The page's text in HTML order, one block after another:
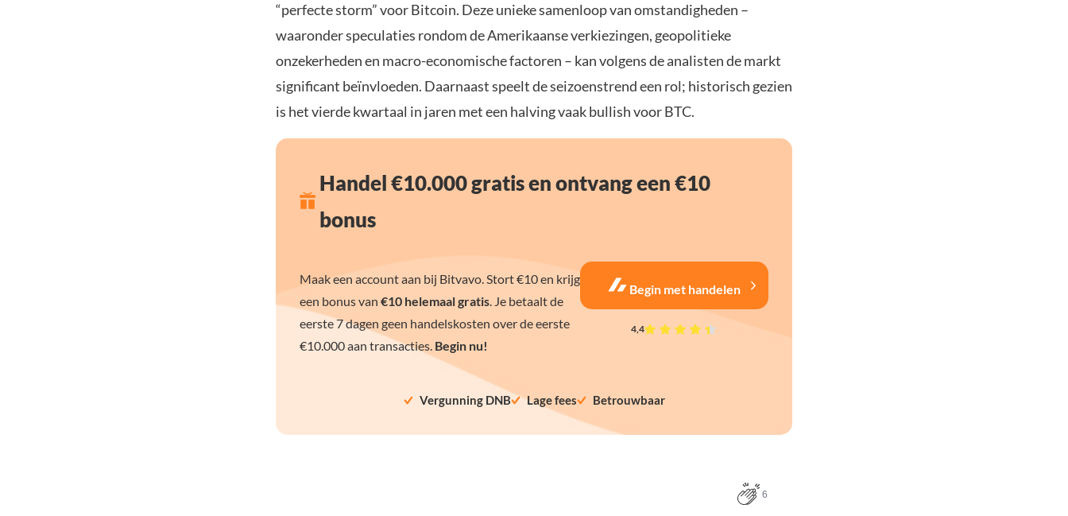
“perfecte storm” voor Bitcoin. Deze unieke samenloop van omstandigheden –
waaronder speculaties rondom de Amerikaanse verkiezingen, geopolitieke
onzekerheden en macro-economische factoren – kan volgens de analisten de markt
significant beïnvloeden. Daarnaast speelt de seizoenstrend een rol; historisch gezien
is het vierde kwartaal in jaren met een halving vaak bullish voor BTC.
Handel €10.000 gratis en ontvang een €10
bonus
Maak een account aan bij Bitvavo. Stort €10 en krijg
een bonus van €10 helemaal gratis. Je betaalt de
eerste 7 dagen geen handelskosten over de eerste
€10.000 aan transacties. Begin nu!
Begin met handelen
4,4
Vergunning DNB Lage fees Betrouwbaar
6